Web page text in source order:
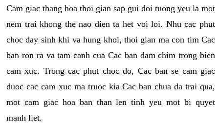
Cam giac thang hoa thoi gian sap gui doi tuong yeu la mot
nem trai khong the nao dien ta het voi loi. Nhu cac phut
choc day sinh khi va hung khoi, thoi gian ma con tim Cac
ban ron ra va tam canh cua Cac ban dam chim trong bien
cam xuc. Trong cac phut choc do, Cac ban se cam giac
duoc cac cam xuc ma truoc kia Cac ban chua da trai qua,
mot cam giac hoa ban than len tinh yeu mot bi quyet
manh liet.